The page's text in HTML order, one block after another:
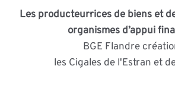
Les producteur·rices de biens et
organismes d’appui
BGE Flandre
les Cigales de l'Estran et